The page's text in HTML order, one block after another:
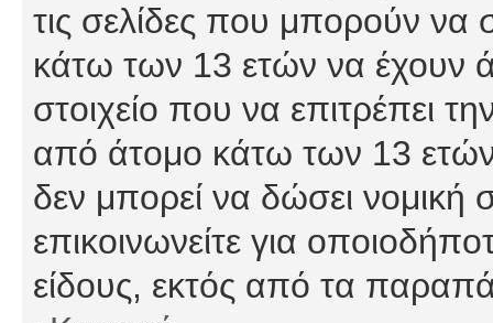
τις σελίδες που μπορούν να
κάτω των 13 ετών να έχουν
στοιχείο που να επιτρέπει
από άτομο κάτω των 13
δεν μπορεί να δώσει νομική
επικοινωνείτε για
είδους, εκτός από τα